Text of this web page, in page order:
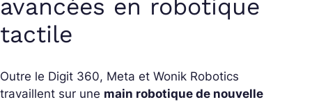
avancées en robotique
tactile
Outre le Digit 360, Meta et Wonik Robotics
travaillent sur une main robotique de nouvelle